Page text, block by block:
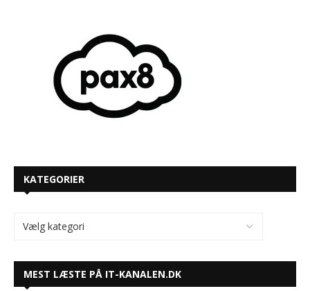
KATEGORIER
MEST LÆSTE PÅ IT-KANALEN.DK